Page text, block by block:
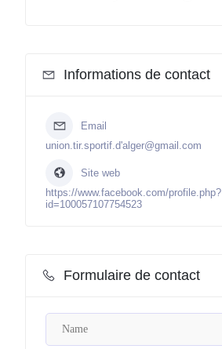
Informations de contact
Email
union.tir.sportif.d'alger@gmail.com
Site web
https://www.facebook.com/profile.php?
id=100057107754523
Formulaire de contact